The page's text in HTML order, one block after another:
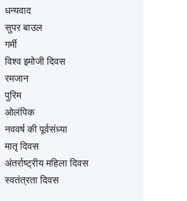
धन्यवाद
सुपर बाउल
गर्मी
विश्व इमोजी दिवस
रमजान
पुरिम
ओलंपिक
नववर्ष की पूर्वसंध्या
मातृ दिवस
अंतर्राष्ट्रीय महिला दिवस
स्वतंत्रता दिवस